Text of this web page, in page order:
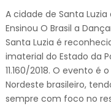
A cidade de Santa
Ensinou O Brasil a
Santa Luzia é
imaterial do Estado da
11.160/2018. O evento
Nordeste brasileiro,
sempre com foco no